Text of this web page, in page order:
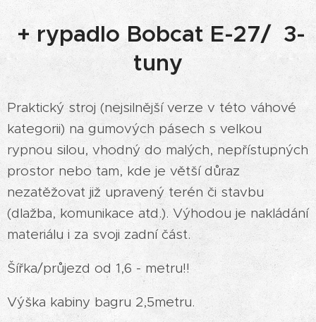
+ rypadlo Bobcat E-27/ 3-
tuny
Praktický stroj (nejsilnější verze v této váhové
kategorii) na gumových pásech s velkou
rypnou silou, vhodný do malých, nepřístupných
prostor nebo tam, kde je větší důraz
nezatěžovat již upravený terén či stavbu
(dlažba, komunikace atd.). Výhodou je nakládání
materiálu i za svoji zadní část.
Šířka/průjezd od 1,6 - metru!!
Výška kabiny bagru 2,5metru.